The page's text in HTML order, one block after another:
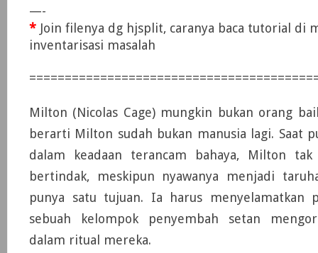
—-
* Join filenya dg hjsplit, caranya baca tutorial di
inventarisasi masalah
Milton (Nicolas Cage) mungkin bukan orang
berarti Milton sudah bukan manusia lagi. Saat
dalam keadaan terancam bahaya, Milton
bertindak, meskipun nyawanya menjadi
punya satu tujuan. Ia harus menyelamatkan
sebuah kelompok penyembah setan
dalam ritual mereka.